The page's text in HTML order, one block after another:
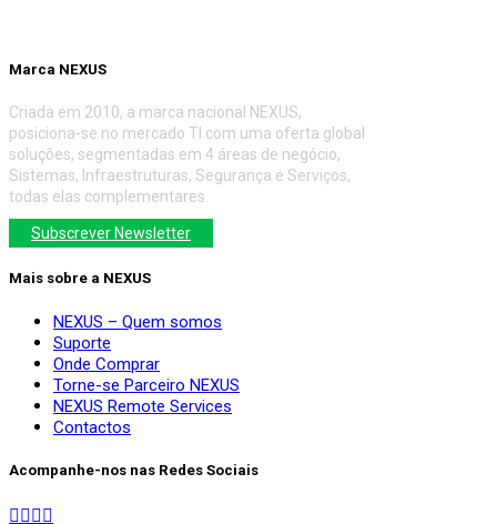
Marca NEXUS
Criada em 2010, a marca nacional NEXUS,
posiciona-se no mercado TI com uma oferta global
soluções, segmentadas em 4 áreas de negócio,
Sistemas, Infraestruturas, Segurança e Serviços,
todas elas complementares.
Subscrever Newsletter
Mais sobre a NEXUS
NEXUS – Quem somos
Suporte
Onde Comprar
Torne-se Parceiro NEXUS
NEXUS Remote Services
Contactos
Acompanhe-nos nas Redes Sociais